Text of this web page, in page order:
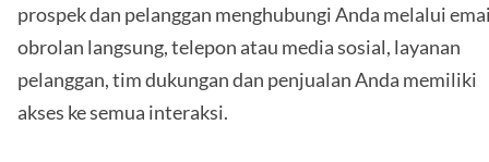
prospek dan pelanggan menghubungi Anda melalui
obrolan langsung, telepon atau media sosial, layanan
pelanggan, tim dukungan dan penjualan Anda memiliki
akses ke semua interaksi.